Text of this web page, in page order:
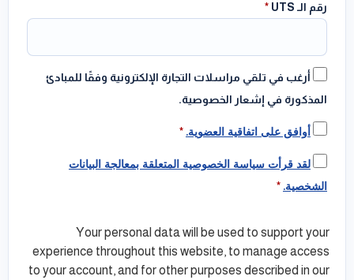
رقم الـ UTS *
أرغب في تلقي مراسلات التجارة الإلكترونية وفقًا للمبادئ
المذكورة في إشعار الخصوصية.
أوافق على اتفاقية العضوية. *
لقد قرأت سياسة الخصوصية المتعلقة بمعالجة البيانات
الشخصية. *
Your personal data will be used to support your
experience throughout this website, to manage access
to your account, and for other purposes described in our